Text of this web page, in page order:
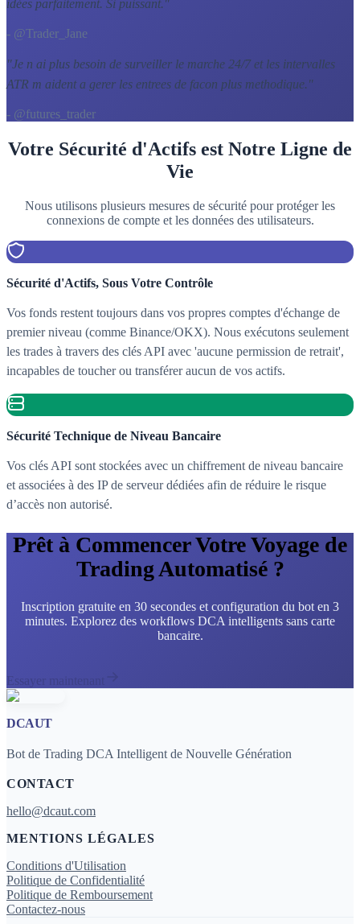
idées parfaitement. Si puissant."
- @Trader_Jane
"Je n ai plus besoin de surveiller le marche 24/7 et les intervalles
ATR m aident a gerer les entrees de facon plus methodique. "
- @futures_trader
Votre Sécurité d'Actifs est Notre Ligne de
Vie
Nous utilisons plusieurs mesures de sécurité pour protéger les
connexions de compte et les données des utilisateurs.
Sécurité d'Actifs, Sous Votre Contrôle
Vos fonds restent toujours dans vos propres comptes d'échange de
premier niveau (comme Binance/OKX). Nous exécutons seulement
les trades à travers des clés API avec 'aucune permission de retrait',
incapables de toucher ou transférer aucun de vos actifs.
Sécurité Technique de Niveau Bancaire
Vos clés API sont stockées avec un chiffrement de niveau bancaire
et associées à des IP de serveur dédiées afin de réduire le risque
d’accès non autorisé.
Prêt à Commencer Votre Voyage de
Trading Automatisé ?
Inscription gratuite en 30 secondes et configuration du bot en 3
minutes. Explorez des workflows DCA intelligents sans carte
bancaire.
Essayer maintenant
DCAUT
Bot de Trading DCA Intelligent de Nouvelle Génération
CONTACT
hello@dcaut.com
MENTIONS LÉGALES
Conditions d'Utilisation
Politique de Confidentialité
Politique de Remboursement
Contactez-nous